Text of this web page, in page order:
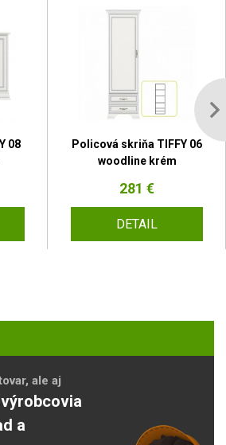
08
Policová skriňa TIFFY 06
woodline krém
281 €
DETAIL
ale aj
a